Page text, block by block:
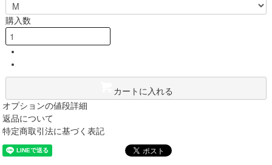
購入数
カートに入れる
オプションの値段詳細
返品について
特定商取引法に基づく表記